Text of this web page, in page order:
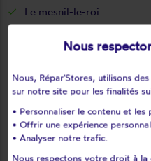
Le mesnil-le-roi
Le port-marly
Le vésinet
Les bréviaires
Les essarts-le-roi
Les mesnuls
Nous
Nous, Répar'Stores, utilisons
sur notre site pour les finalités
• Personnaliser le contenu et les
• Offrir une expérience
• Analyser notre trafic.
Nous respectons votre droit à